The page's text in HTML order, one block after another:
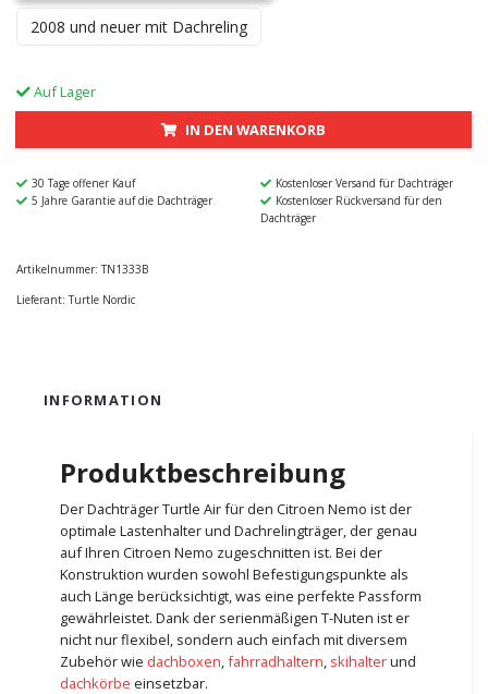
2008 und neuer mit Dachreling
Auf Lager
IN DEN WARENKORB
30 Tage offener Kauf
Kostenloser Versand für Dachträger
5 Jahre Garantie auf die Dachträger
Kostenloser Rückversand für den
Dachträger
Artikelnummer: TN1333B
Lieferant: Turtle Nordic
INFORMATION
Produktbeschreibung
Der Dachträger Turtle Air für den Citroen Nemo ist der
optimale Lastenhalter und Dachrelingträger, der genau
auf Ihren Citroen Nemo zugeschnitten ist. Bei der
Konstruktion wurden sowohl Befestigungspunkte als
auch Länge berücksichtigt, was eine perfekte Passform
gewährleistet. Dank der serienmäßigen T-Nuten ist er
nicht nur flexibel, sondern auch einfach mit diversem
Zubehör wie dachboxen,fahrradhaltern, skihalterund
dachkörbe einsetzbar.